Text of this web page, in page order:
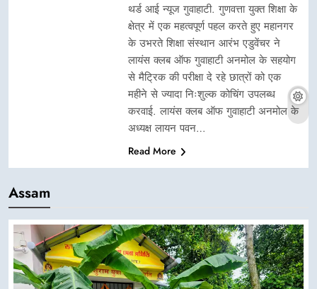
Assam
थर्ड आई न्यूज गुवाहाटी. गुणवत्ता युक्त शिक्षा के
क्षेत्र में एक महत्वपूर्ण पहल करते हुए महानगर
के उभरते शिक्षा संस्थान आरंभ एडुवेंचर ने
लायंस क्लब ऑफ गुवाहाटी अनमोल के सहयोग
से मैट्रिक की परीक्षा दे रहे छात्रों को एक
महीने से ज्यादा निःशुल्क कोचिंग उपलब्ध
करवाई. लायंस क्लब ऑफ गुवाहाटी अनमोल के
अध्यक्ष लायन पवन…
Read More